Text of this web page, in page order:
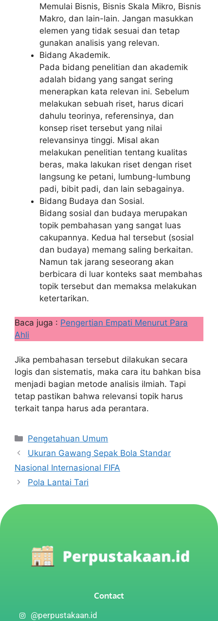
Memulai Bisnis, Bisnis Skala Mikro, Bisnis
Makro, dan lain-lain. Jangan masukkan
elemen yang tidak sesuai dan tetap
gunakan analisis yang relevan.
Bidang Akademik.
Pada bidang penelitian dan akademik
adalah bidang yang sangat sering
menerapkan kata relevan ini. Sebelum
melakukan sebuah riset, harus dicari
dahulu teorinya, referensinya, dan
konsep riset tersebut yang nilai
relevansinya tinggi. Misal akan
melakukan penelitian tentang kualitas
beras, maka lakukan riset dengan riset
langsung ke petani, lumbung-lumbung
padi, bibit padi, dan lain sebagainya.
Bidang Budaya dan Sosial.
Bidang sosial dan budaya merupakan
topik pembahasan yang sangat luas
cakupannya. Kedua hal tersebut (sosial
dan budaya) memang saling berkaitan.
Namun tak jarang seseorang akan
berbicara di luar konteks saat membahas
topik tersebut dan memaksa melakukan
ketertarikan.
Baca juga : Pengertian Empati Menurut Para
Ahli
Jika pembahasan tersebut dilakukan secara
logis dan sistematis, maka cara itu bahkan bisa
menjadi bagian metode analisis ilmiah. Tapi
tetap pastikan bahwa relevansi topik harus
terkait tanpa harus ada perantara.
Pengetahuan Umum
Ukuran Gawang Sepak Bola Standar
Nasional Internasional FIFA
Pola Lantai Tari
Contact
@perpustakaan.id